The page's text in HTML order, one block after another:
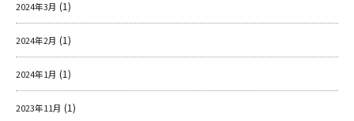
2024年3月 (1)
2024年2月 (1)
2024年1月 (1)
2023年11月 (1)